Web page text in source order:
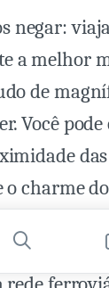
negar:
a melhor
de
Você
o charme